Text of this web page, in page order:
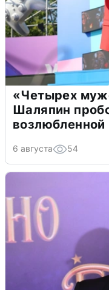
«Четырех
Шаляпин
возлюбленной
6 августа 54